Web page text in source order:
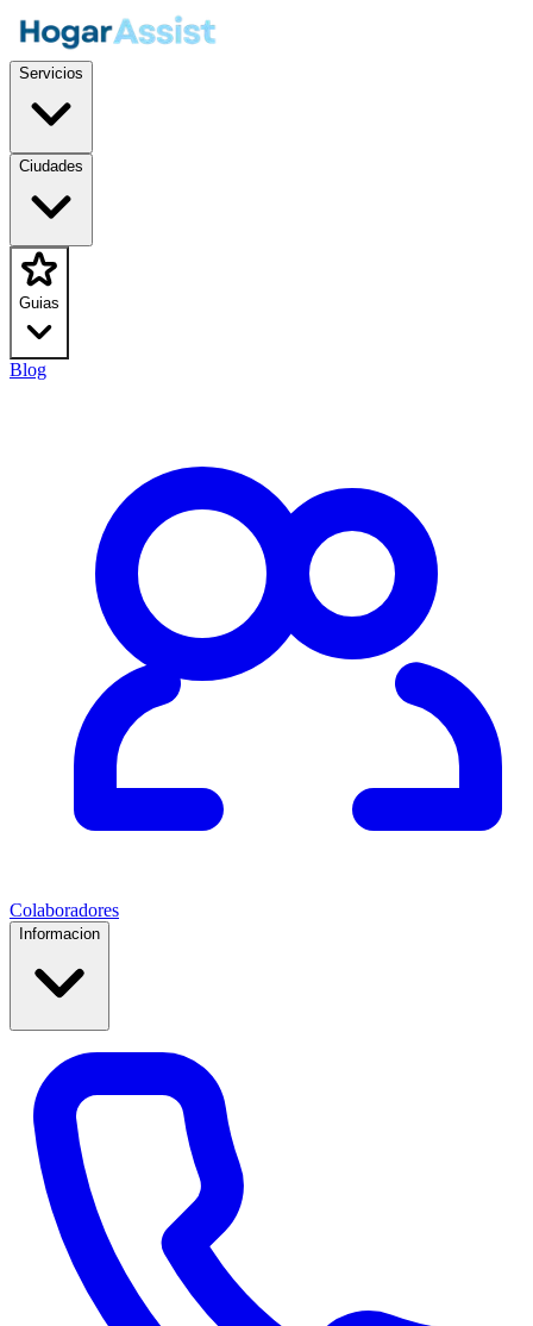
Servicios
Ciudades
Guias
Blog
Colaboradores
Informacion